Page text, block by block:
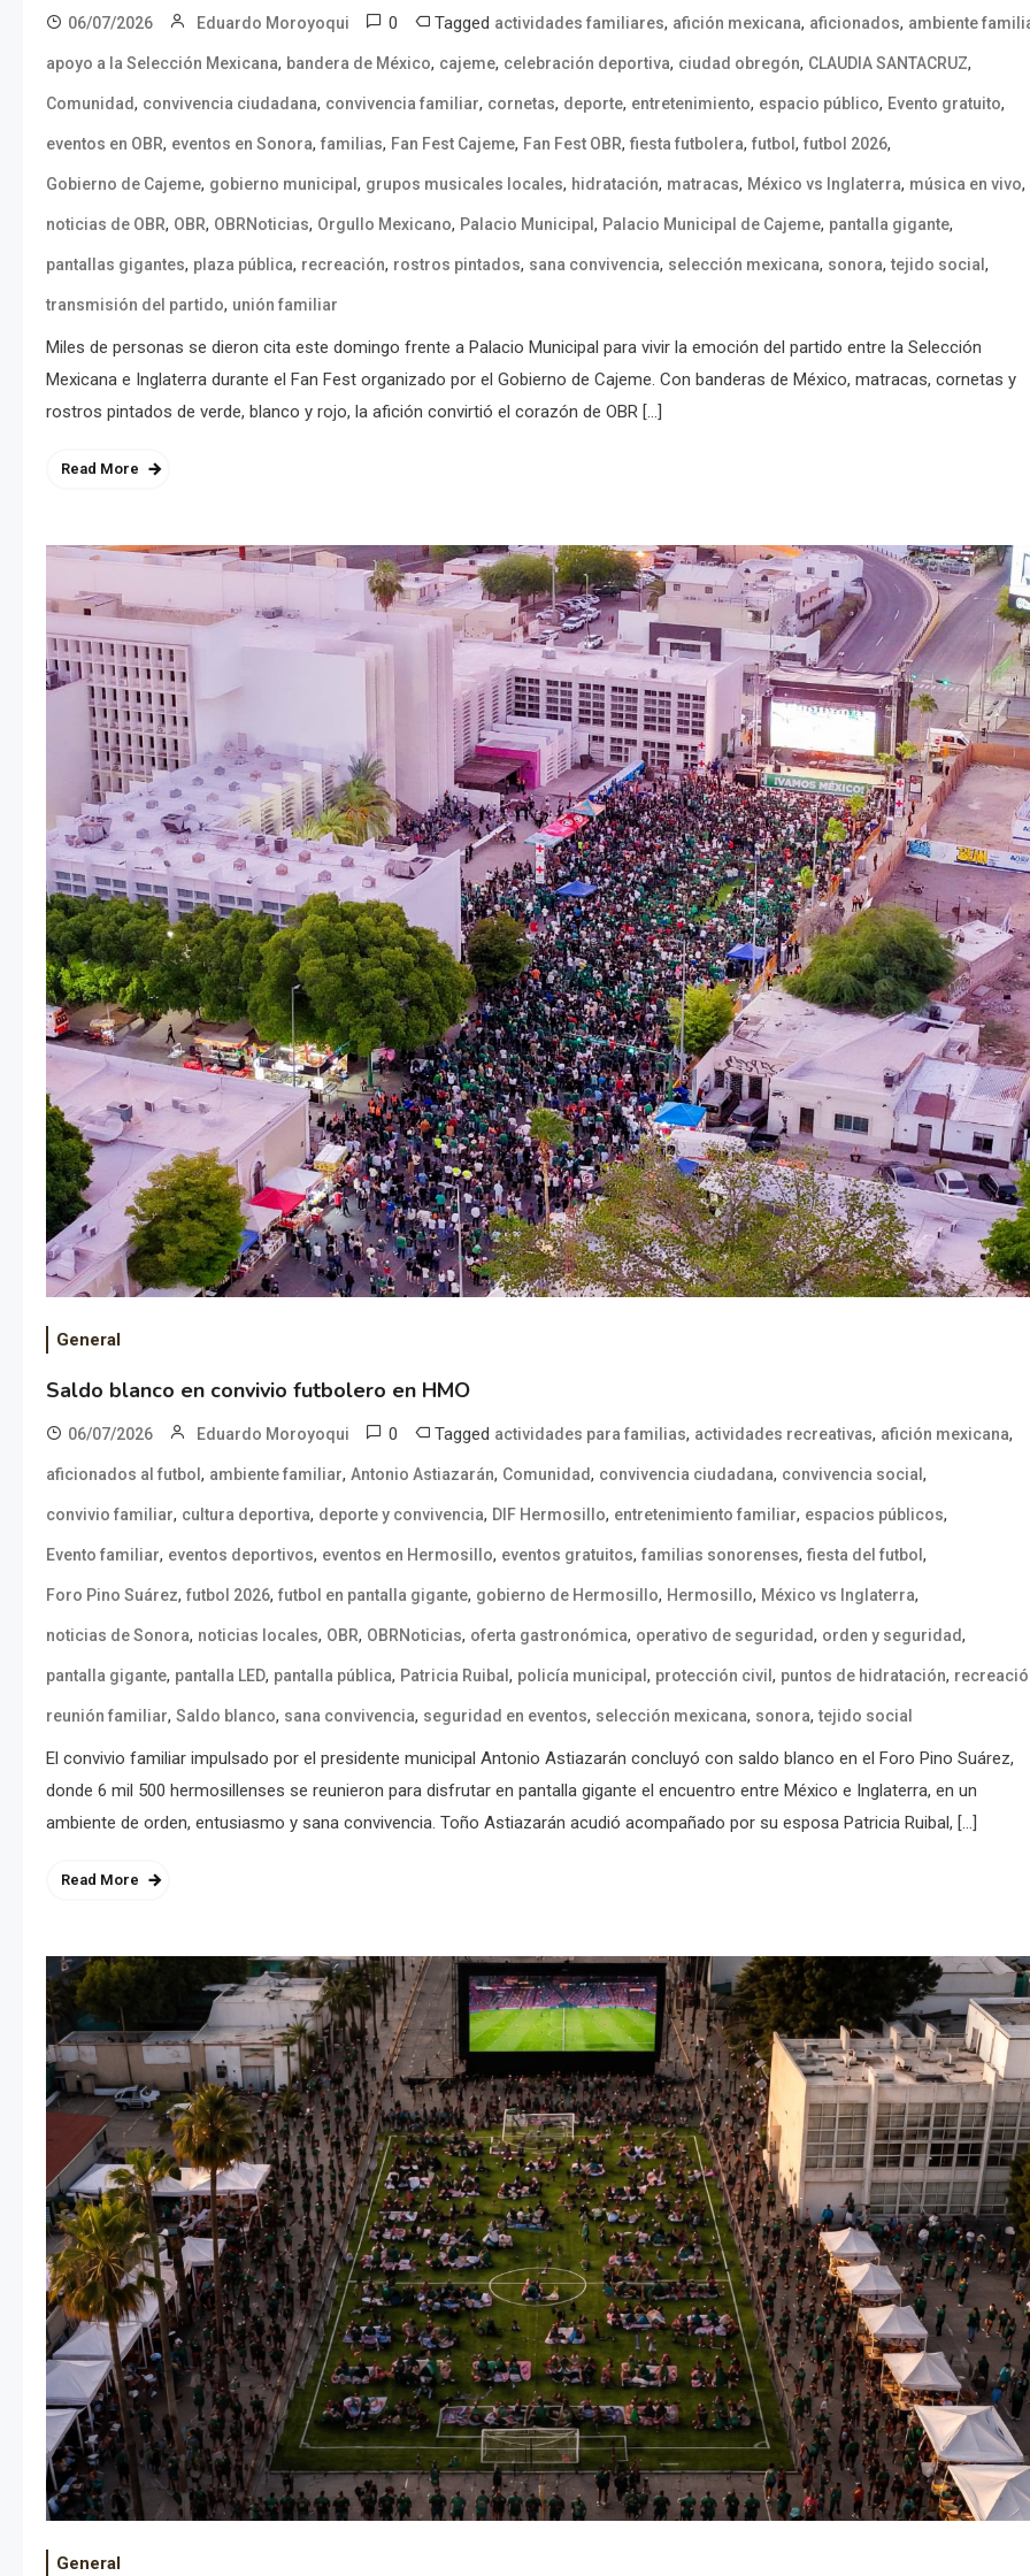
06/07/2026 Eduardo Moroyoqui 0 Tagged actividades familiares, afición mexicana, aficionados, ambiente
apoyo a la Selección Mexicana, bandera de México, cajeme, celebración deportiva, ciudad obregón, CLAUDIA SANTACRUZ,
Comunidad, convivencia ciudadana, convivencia familiar, cornetas, deporte, entretenimiento, espacio público, Evento gratuito,
eventos en OBR, eventos en Sonora, familias, Fan Fest Cajeme, Fan Fest OBR, fiesta futbolera, futbol, futbol 2026,
Gobierno de Cajeme, gobierno municipal, grupos musicales locales, hidratación, matracas, México vs Inglaterra, música en vivo,
noticias de OBR, OBR, OBRNoticias, Orgullo Mexicano, Palacio Municipal, Palacio Municipal de Cajeme, pantalla gigante,
pantallas gigantes, plaza pública, recreación, rostros pintados, sana convivencia, selección mexicana, sonora,tejido social,
transmisión del partido, unión familiar
Miles de personas se dieron cita este domingo frente a Palacio Municipal para vivir la emoción del partido entre la Selección
Mexicana e Inglaterra durante el Fan Fest organizado por el Gobierno de Cajeme. Con banderas de México, matracas, cornetas y
rostros pintados de verde, blanco y rojo, la afición convirtió el corazón de OBR […]
Read More
General
Saldo blanco en convivio futbolero en HMO
06/07/2026 Eduardo Moroyoqui 0 Tagged actividades para familias, actividades recreativas, afición mexicana,
aficionados al futbol , ambiente familiar, Antonio Astiazarán, Comunidad, convivencia ciudadana, convivencia social ,
convivio familiar, cultura deportiva, deporte y convivencia, DIF Hermosillo, entretenimiento familiar, espacios públicos,
Evento familiar, eventos deportivos, eventos en Hermosillo, eventos gratuitos, familias sonorenses, fiesta del futbol ,
Foro Pino Suárez, futbol 2026, futbol en pantalla gigante, gobierno de Hermosillo, Hermosillo, México vs Inglaterra,
noticias de Sonora, noticias locales, OBR, OBRNoticias, oferta gastronómica, operativo de seguridad, orden y seguridad,
pantalla gigante, pantalla LED, pantalla pública, Patricia Ruibal , policía municipal , protección civil , puntos de hidratación,
reunión familiar, Saldo blanco, sana convivencia, seguridad en eventos, selección mexicana, sonora,tejido social
El convivio familiar impulsado por el presidente municipal Antonio Astiazarán concluyó con saldo blanco en el Foro Pino Suárez,
donde 6 mil 500 hermosillenses se reunieron para disfrutar en pantalla gigante el encuentro entre México e Inglaterra, en un
ambiente de orden, entusiasmo y sana convivencia. Toño Astiazarán acudió acompañado por su esposa Patricia Ruibal, […]
Read More
General